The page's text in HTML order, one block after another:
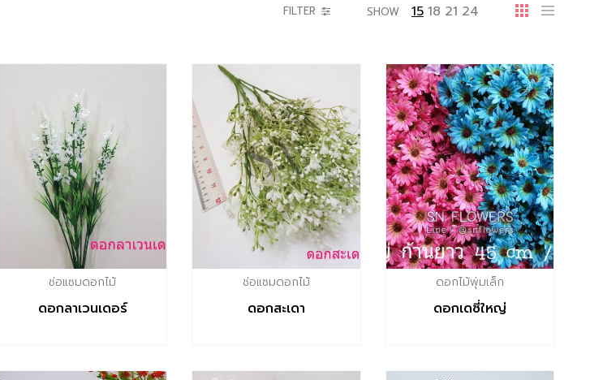
FILTER SHOW 15 18 21 24
ช่อแซมดอกไม้
ดอกลาเวนเดอร์
ช่อแซมดอกไม้
ดอกสะเดา
ดอกไม้พุ่มเล็ก
ดอกเดซี่ใหญ่